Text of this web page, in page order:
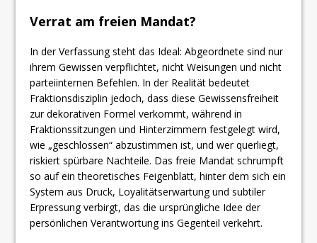
​Verrat am freien Mandat?
In der Verfassung steht das Ideal: Abgeordnete sind nur
ihrem Gewissen verpflichtet, nicht Weisungen und nicht
parteiinternen Befehlen. In der Realität bedeutet
Fraktionsdisziplin jedoch, dass diese Gewissensfreiheit
zur dekorativen Formel verkommt, während in
Fraktionssitzungen und Hinterzimmern festgelegt wird,
wie „geschlossen“ abzustimmen ist, und wer querliegt,
riskiert spürbare Nachteile. Das freie Mandat schrumpft
so auf ein theoretisches Feigenblatt, hinter dem sich ein
System aus Druck, Loyalitätserwartung und subtiler
Erpressung verbirgt, das die ursprüngliche Idee der
persönlichen Verantwortung ins Gegenteil verkehrt.